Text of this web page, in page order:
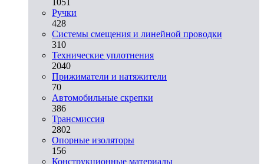
Ручки
428
Системы смещения и линейной проводки
310
Технические уплотнения
2040
Прижиматели и натяжители
70
Автомобильные скрепки
386
Трансмиссия
2802
Опорные изоляторы
156
Конструкционные материалы